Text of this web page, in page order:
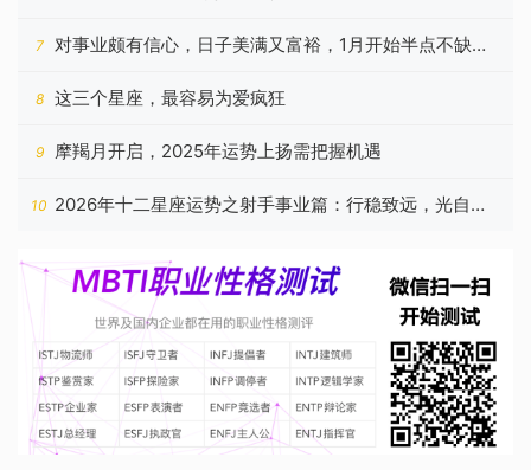
7
对事业颇有信心，日子美满又富裕，1月开始半点不缺钱
的星座
8 这三个星座，最容易为爱疯狂
9 摩羯月开启，2025年运势上扬需把握机遇
10 2026年十二星座运势之射手事业篇：行稳致远，光自心